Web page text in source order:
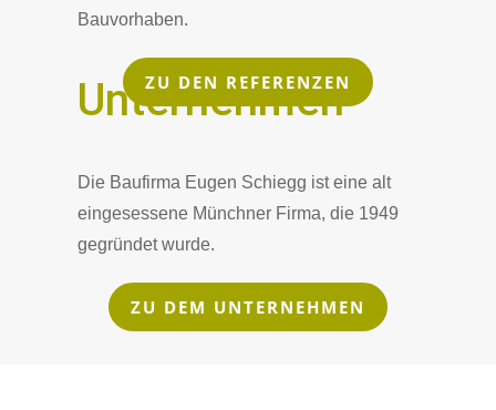
Bauvorhaben.
ZU DEN REFERENZEN
Unternehmen
Die Baufirma Eugen Schiegg ist eine alt
eingesessene Münchner Firma, die 1949
gegründet wurde.
ZU DEM UNTERNEHMEN